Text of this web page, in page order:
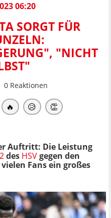
06:20
SORGT FÜR
"NICHT
0 Reaktionen
🔥 😥 👏
Auftritt: Die Leistung
des HSVgegen den
Fans ein großes